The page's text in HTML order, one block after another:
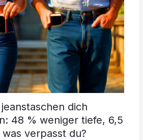
dich
48 % weniger tiefe, 6,5
verpasst du?